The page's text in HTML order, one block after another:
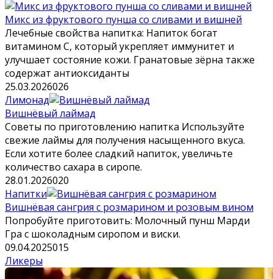
Микс из фруктового пунша со сливами и вишней
Лечебные свойства напитка: Напиток богат
витамином С, который укрепляет иммунитет и
улучшает состояние кожи. Гранатовые зёрна также
содержат антиоксиданты
25.03.2026026
Лимонад
Вишнёвый лаймад
Советы по приготовлению напитка Используйте
свежие лаймы для получения насыщенного вкуса.
Если хотите более сладкий напиток, увеличьте
количество сахара в сиропе.
28.01.2026020
Напитки
Вишнёвая сангрия с розмарином и розовым вином
Попробуйте приготовить: Молочный пунш Марди
Гра с шоколадным сиропом и виски.
09.04.2025015
Ликеры